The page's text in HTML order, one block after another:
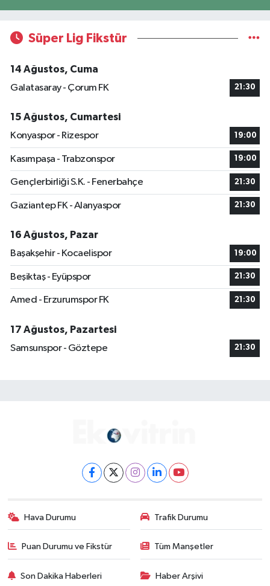
Süper Lig Fikstür
14 Ağustos, Cuma
Galatasaray - Çorum FK
21:30
15 Ağustos, Cumartesi
Konyaspor - Rizespor
19:00
Kasımpaşa - Trabzonspor 19:00
Gençlerbirliği S.K. - Fenerbahçe 21:30
Gaziantep FK - Alanyaspor 21:30
16 Ağustos, Pazar
Başakşehir - Kocaelispor
19:00
Beşiktaş - Eyüpspor 21:30
Amed - Erzurumspor FK 21:30
17 Ağustos, Pazartesi
Samsunspor - Göztepe
21:30
Hava Durumu Trafik Durumu
Puan Durumu ve Fikstür Tüm Manşetler
Son Dakika Haberleri Haber Arşivi